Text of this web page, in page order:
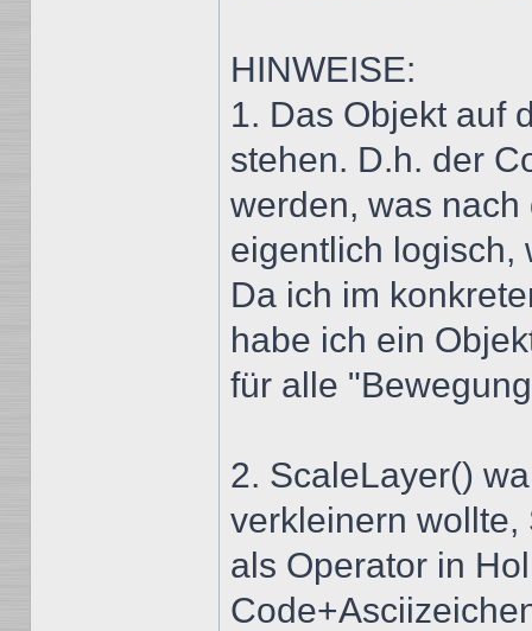
HINWEISE:
1. Das Objekt auf
stehen. D.h. der
werden, was
eigentlich logisch,
Da ich im
habe ich ein
für alle
2. ScaleLayer()
verkleinern
als Operator in